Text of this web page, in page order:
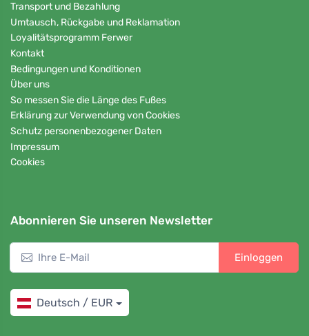
Transport und Bezahlung
Umtausch, Rückgabe und Reklamation
Loyalitätsprogramm Ferwer
Kontakt
Bedingungen und Konditionen
Über uns
So messen Sie die Länge des Fußes
Erklärung zur Verwendung von Cookies
Schutz personenbezogener Daten
Impressum
Cookies
Abonnieren Sie unseren Newsletter
Einloggen
Deutsch / EUR